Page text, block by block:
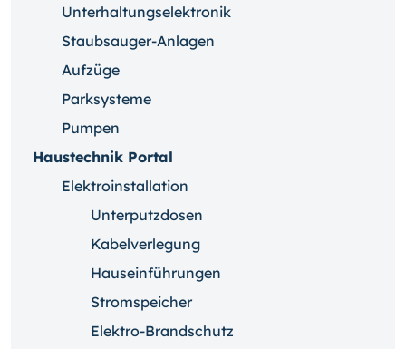
Unterhaltungselektronik
Staubsauger-Anlagen
Aufzüge
Parksysteme
Pumpen
Haustechnik Portal
Elektroinstallation
Unterputzdosen
Kabelverlegung
Hauseinführungen
Stromspeicher
Elektro-Brandschutz